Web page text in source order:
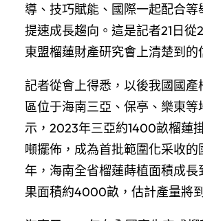
導、技巧賦能、國際一起配合等
提速成長趨向。這是記者21日
東盟榴蓮財產研究會上清楚到的
記者從會上得悉，以後我國國產
區位于海南三亞、保亭、樂東等
示，2023年三亞約1400畝榴蓮
噸擺佈，成為首批範圍化采收的
年，海南全省榴蓮蒔植面積成
果面積約4000畝，估計產量將